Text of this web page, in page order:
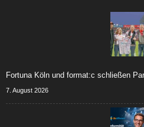
Fortuna Köln und format:c schließen
7. August 2026